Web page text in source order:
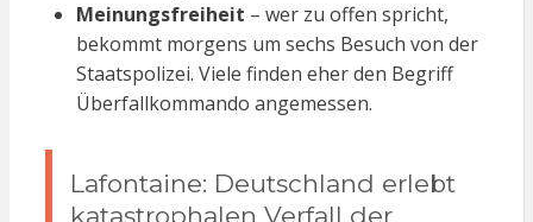
Meinungsfreiheit – wer zu offen spricht,
bekommt morgens um sechs Besuch von der
Staatspolizei. Viele finden eher den Begriff
Überfallkommando angemessen.
Lafontaine: Deutschland erlebt
katastrophalen Verfall der